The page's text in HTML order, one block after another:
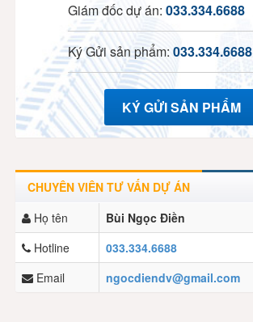
Giám đốc dự án: 033.334.6688
Ký Gửi sản phẩm: 033.334.6688
KÝ GỬI SẢN PHẨM
CHUYÊN VIÊN TƯ VẤN DỰ ÁN
Họ tên
Bùi Ngọc Điền
Hotline
033.334.6688
Email
ngocdiendv@gmail.com